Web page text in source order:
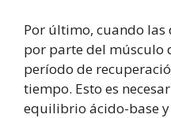
Por último, cuando las
por parte del músculo
período de
tiempo. Esto es
equilibrio ácido-base